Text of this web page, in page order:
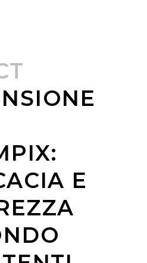
E